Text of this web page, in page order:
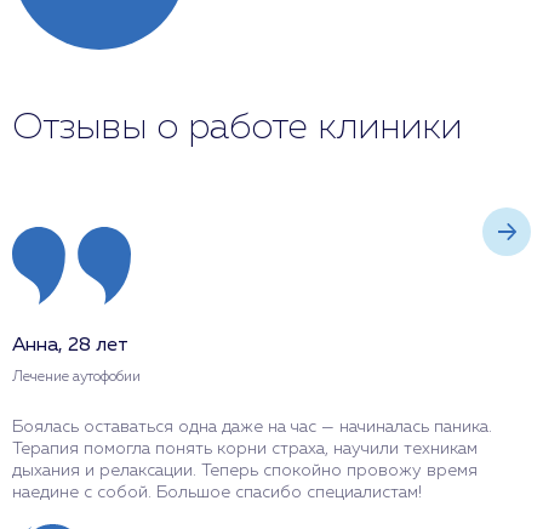
Отзывы о работе клиники
Анна, 28 лет
Лечение аутофобии
Боялась оставаться одна даже на час — начиналась паника.
Терапия помогла понять корни страха, научили техникам
дыхания и релаксации. Теперь спокойно провожу время
наедине с собой. Большое спасибо специалистам!